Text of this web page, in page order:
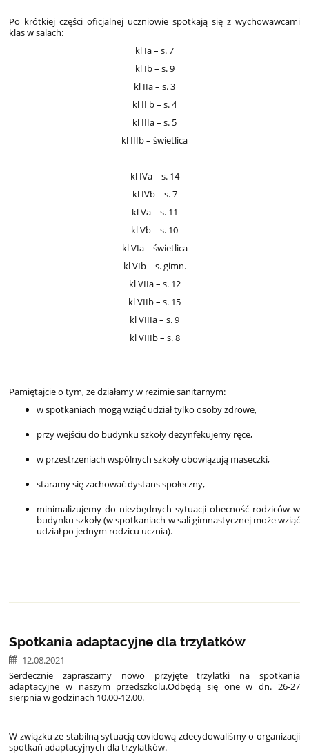
Po krótkiej części oficjalnej uczniowie spotkają się z wychowawcami
klas w salach:
kl Ia – s. 7
kl Ib – s. 9
kl IIa – s. 3
kl II b – s. 4
kl IIIa – s. 5
kl IIIb – świetlica
kl IVa – s. 14
kl IVb – s. 7
kl Va – s. 11
kl Vb – s. 10
kl VIa – świetlica
kl VIb – s. gimn.
kl VIIa – s. 12
kl VIIb – s. 15
kl VIIIa – s. 9
kl VIIIb – s. 8
Pamiętajcie o tym, że działamy w reżimie sanitarnym:
w spotkaniach mogą wziąć udział tylko osoby zdrowe,
przy wejściu do budynku szkoły dezynfekujemy ręce,
w przestrzeniach wspólnych szkoły obowiązują maseczki,
staramy się zachować dystans społeczny,
minimalizujemy do niezbędnych sytuacji obecność rodziców w
budynku szkoły (w spotkaniach w sali gimnastycznej może wziąć
udział po jednym rodzicu ucznia).
Spotkania adaptacyjne dla trzylatków
12.08.2021
Serdecznie zapraszamy nowo przyjęte trzylatki na spotkania
adaptacyjne w naszym przedszkolu.Odbędą się one w dn. 26-27
sierpnia w godzinach 10.00-12.00.
W związku ze stabilną sytuacją covidową zdecydowaliśmy o organizacji
spotkań adaptacyjnych dla trzylatków.